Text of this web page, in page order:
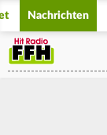
Nachrichten